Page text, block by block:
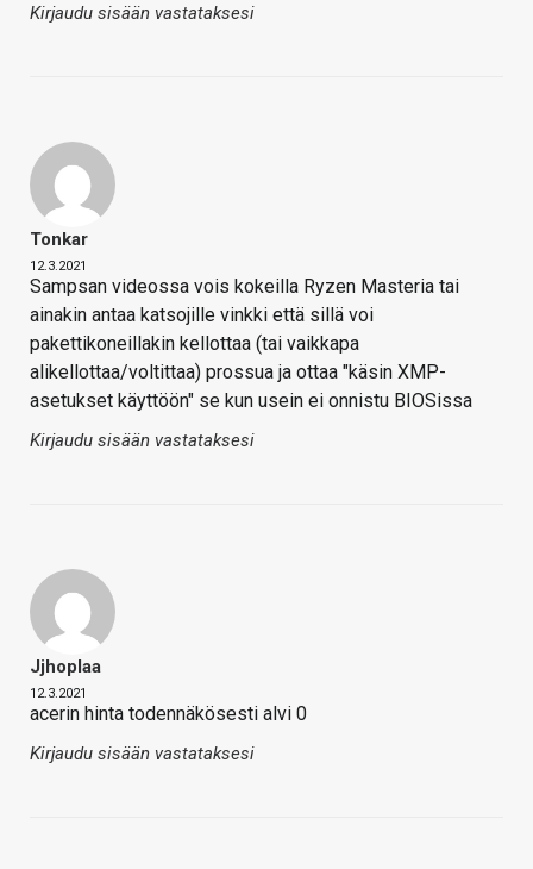
Kirjaudu sisään vastataksesi
Tonkar
12.3.2021
Sampsan videossa vois kokeilla Ryzen Masteria tai
ainakin antaa katsojille vinkki että sillä voi
pakettikoneillakin kellottaa (tai vaikkapa
alikellottaa/voltittaa) prossua ja ottaa "käsin XMP-
asetukset käyttöön" se kun usein ei onnistu BIOSissa
Kirjaudu sisään vastataksesi
Jjhoplaa
12.3.2021
acerin hinta todennäkösesti alvi 0
Kirjaudu sisään vastataksesi